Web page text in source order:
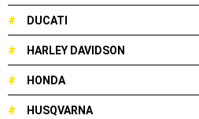
# DUCATI
# HARLEY DAVIDSON
# HONDA
# HUSQVARNA